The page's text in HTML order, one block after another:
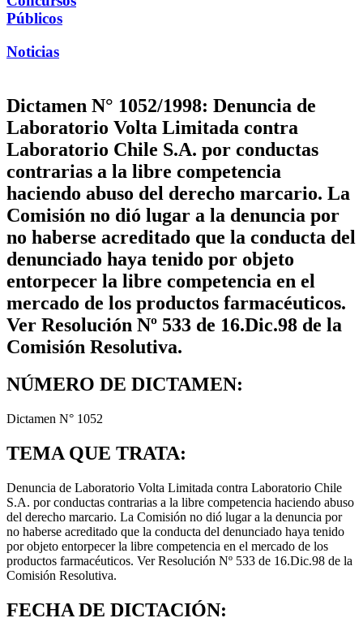
Públicos
Noticias
Dictamen N° 1052/1998: Denuncia de
Laboratorio Volta Limitada contra
Laboratorio Chile S.A. por conductas
contrarias a la libre competencia
haciendo abuso del derecho marcario. La
Comisión no dió lugar a la denuncia por
no haberse acreditado que la conducta del
denunciado haya tenido por objeto
entorpecer la libre competencia en el
mercado de los productos farmacéuticos.
Ver Resolución Nº 533 de 16.Dic.98 de la
Comisión Resolutiva.
NÚMERO DE DICTAMEN:
Dictamen N° 1052
TEMA QUE TRATA:
Denuncia de Laboratorio Volta Limitada contra Laboratorio Chile
S.A. por conductas contrarias a la libre competencia haciendo abuso
del derecho marcario. La Comisión no dió lugar a la denuncia por
no haberse acreditado que la conducta del denunciado haya tenido
por objeto entorpecer la libre competencia en el mercado de los
productos farmacéuticos. Ver Resolución Nº 533 de 16.Dic.98 de la
Comisión Resolutiva.
FECHA DE DICTACIÓN: